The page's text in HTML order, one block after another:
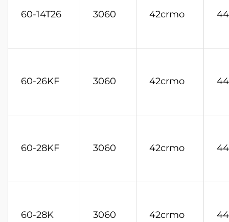
60-14T26 3060 42crmo
60-26KF 3060 42crmo
60-28KF 3060 42crmo
60-28K 3060 42crmo